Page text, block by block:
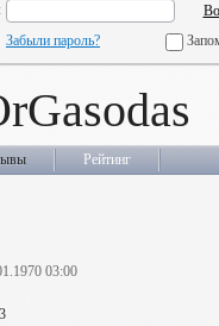
Забыли пароль?
Рейтинг
03:00